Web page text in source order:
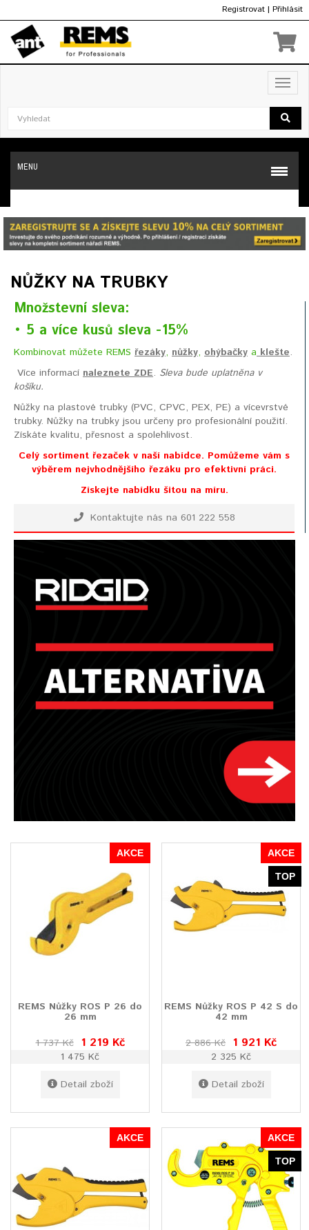
Registrovat | Přihlásit
MENU
NŮŽKY NA TRUBKY
Množstevní sleva:
• 5 a více kusů sleva -15%
Kombinovat můžete REMS řezáky, nůžky, ohýbačky a klešte.
Více informací naleznete ZDE. Sleva bude uplatněna v
košíku.
Nůžky na plastové trubky (PVC, CPVC, PEX, PE) a vícevrstvé
trubky. Nůžky na trubky jsou určeny pro profesionální použití.
Získáte kvalitu, přesnost a spolehlivost.
Celý sortiment řezaček v naší nabídce. Pomůžeme vám s
výběrem nejvhodnějšího řezáku pro efektivní práci.
Získejte nabídku šitou na míru.
Kontaktujte nás na 601 222 558
AKCE
REMS Nůžky ROS P 26 do
26 mm
1 737 Kč 1 219 Kč
1 475 Kč
Detail zboží
AKCE
TOP
REMS Nůžky ROS P 42 S do
42 mm
2 886 Kč 1 921 Kč
2 325 Kč
Detail zboží
AKCE AKCE
TOP